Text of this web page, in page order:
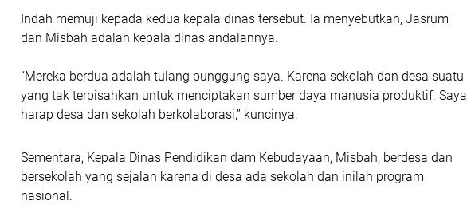
Indah memuji kepada kedua kepala dinas tersebut. Ia menyebutkan, Jasrum
dan Misbah adalah kepala dinas andalannya.
“Mereka berdua adalah tulang punggung saya. Karena sekolah dan desa suatu
yang tak terpisahkan untuk menciptakan sumber daya manusia produktif. Saya
harap desa dan sekolah berkolaborasi,” kuncinya.
Sementara, Kepala Dinas Pendidikan dam Kebudayaan, Misbah, berdesa dan
bersekolah yang sejalan karena di desa ada sekolah dan inilah program
nasional.